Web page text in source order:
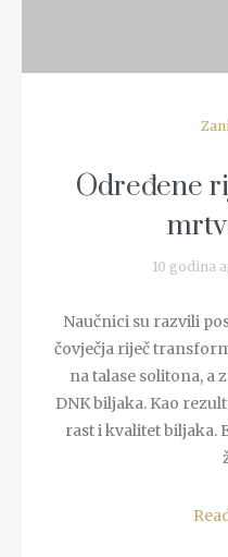
Određene
10 godina
Naučnici su razvili
čovječja riječ
na talase solitona, a
DNK biljaka. Kao
rast i kvalitet biljaka.